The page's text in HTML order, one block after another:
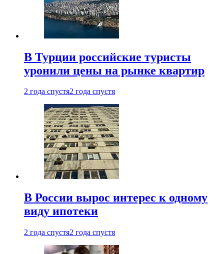
В Турции российские туристы
уронили цены на рынке квартир
2 года спустя2 года спустя
В России вырос интерес к одному
виду ипотеки
2 года спустя2 года спустя